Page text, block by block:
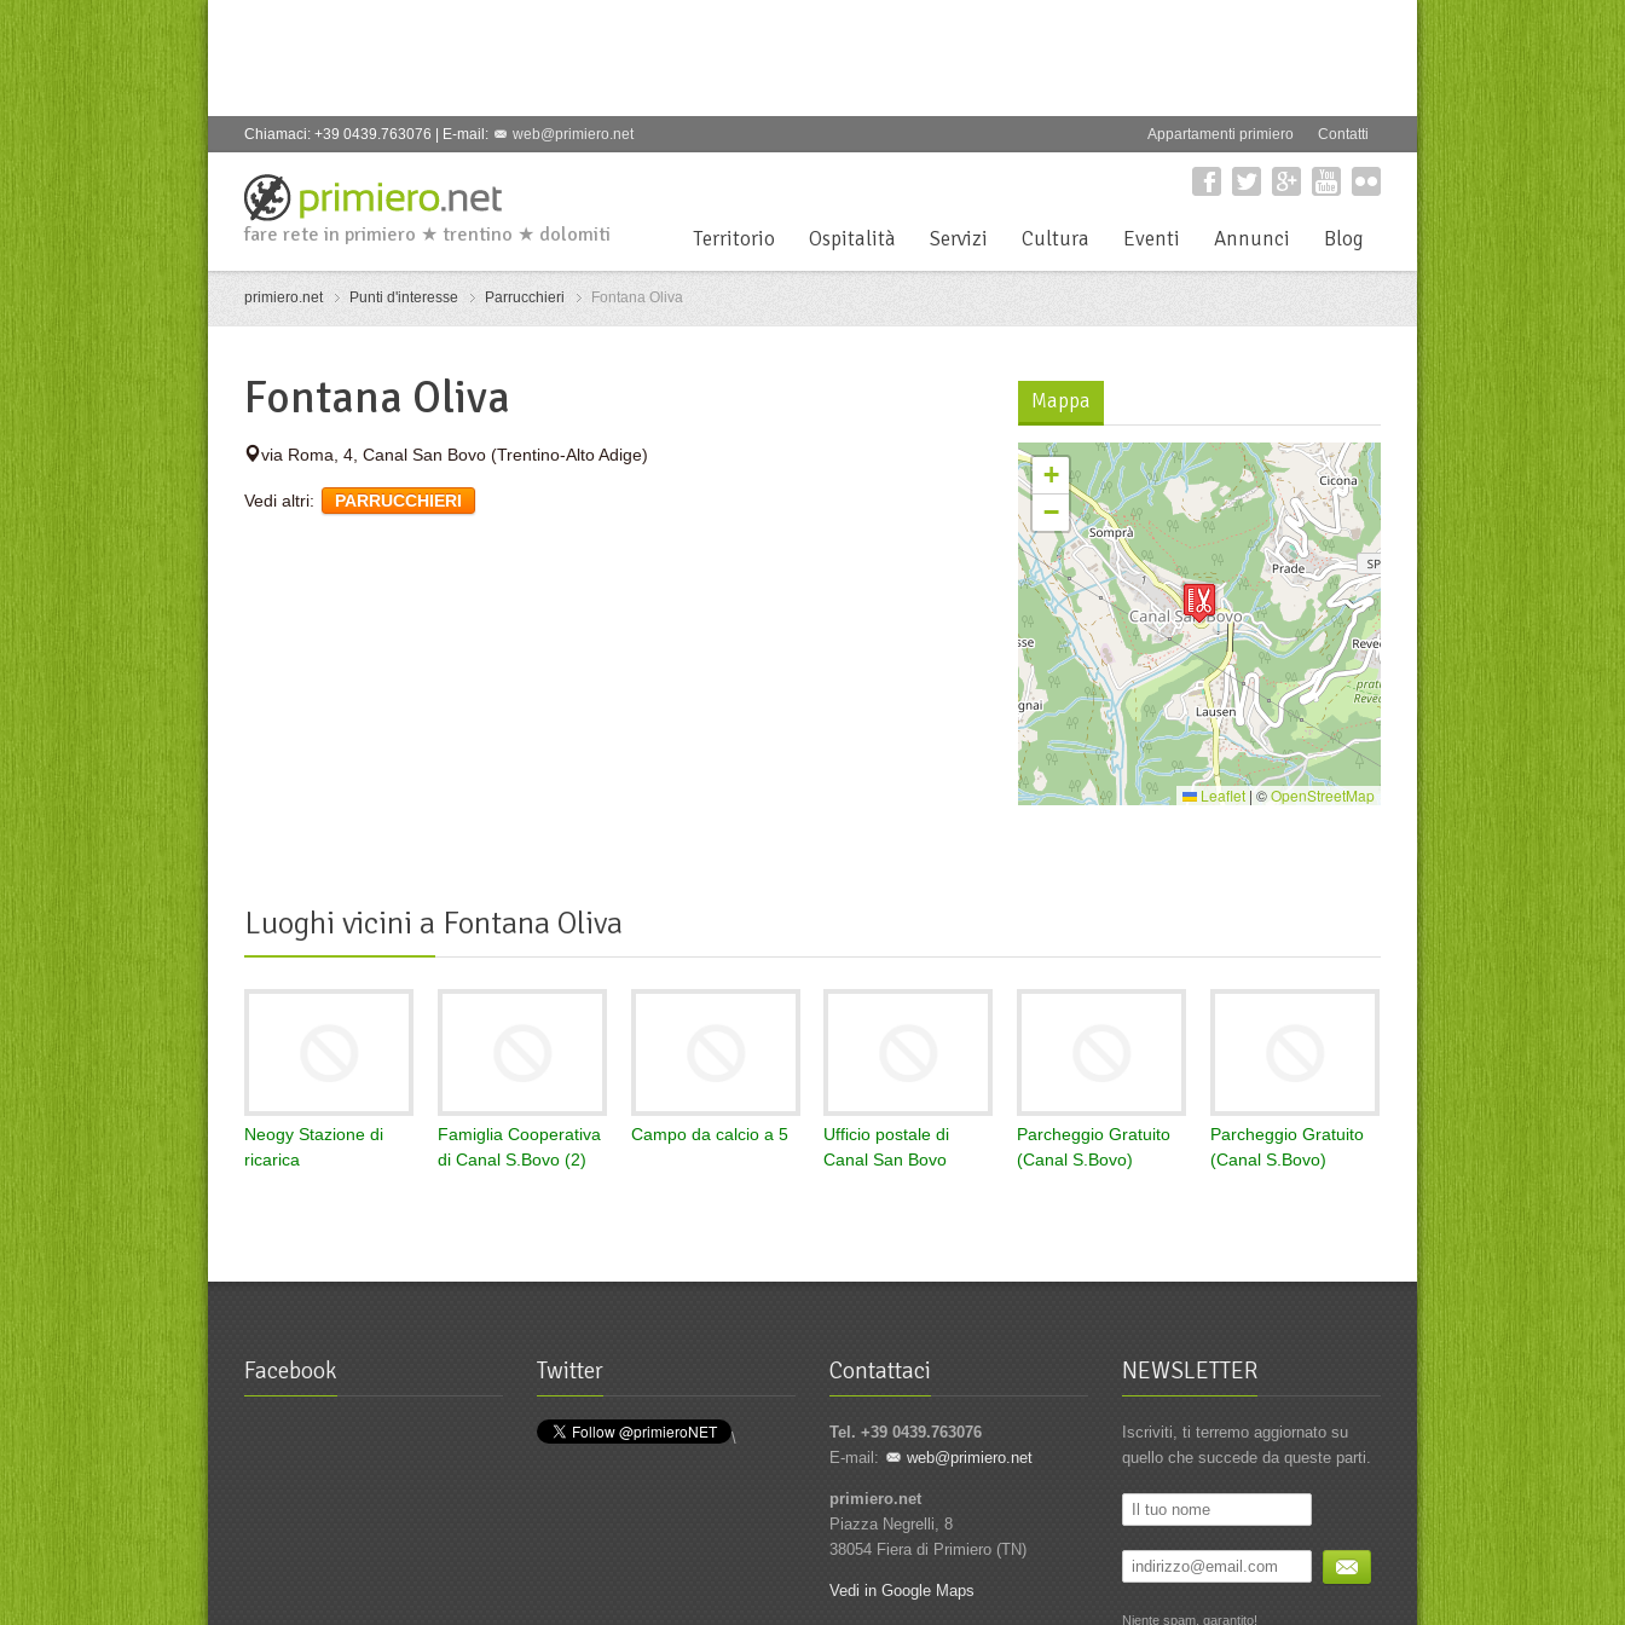
Chiamaci: +39 0439.763076 | E-mail: web@primiero.net Appartamenti primiero Contatti
fare rete in primiero ★ trentino ★ dolomiti Territorio Ospitalità Servizi Cultura Eventi Annunci Blog
primiero.net Punti d'interesse Parrucchieri Fontana Oliva
Mappa
+
−
Leaflet|©OpenStreetMap
Fontana Oliva
via Roma, 4, Canal San Bovo (Trentino-Alto Adige)
Vedi altri: PARRUCCHIERI
Luoghi vicini a Fontana Oliva
Neogy Stazione di
ricarica
Famiglia Cooperativa
di Canal S.Bovo (2)
Campo da calcio a 5
Ufficio postale di
Canal San Bovo
Parcheggio Gratuito
(Canal S.Bovo)
Parcheggio Gratuito
(Canal S.Bovo)
Facebook Twitter
\
Contattaci
Tel. +39 0439.763076
E-mail:
web@primiero.net
primiero.net
Piazza Negrelli, 8
38054 Fiera di Primiero (TN)
Vedi in Google Maps
NEWSLETTER
Iscriviti, ti terremo aggiornato su
quello che succede da queste parti.
Niente spam, garantito!